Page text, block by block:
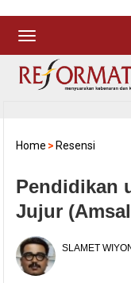
Home > Resensi
Pendidikan
Jujur
SLAMET